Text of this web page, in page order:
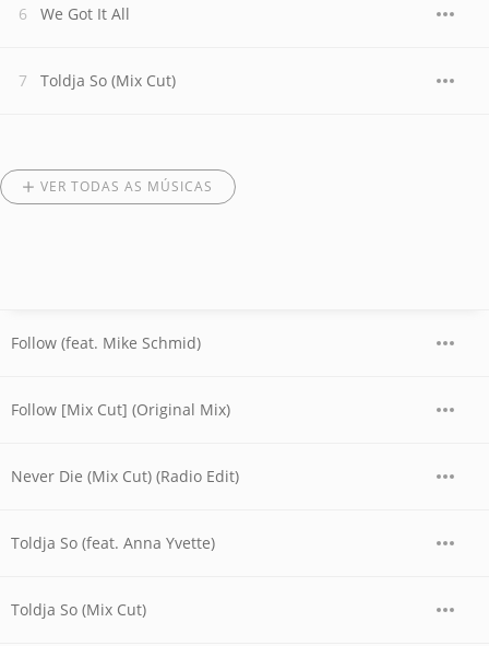
We Got It All
Toldja So (Mix Cut)
VER TODAS AS MÚSICAS
Follow (feat. Mike Schmid)
Follow [Mix Cut] (Original Mix)
Never Die (Mix Cut) (Radio Edit)
Toldja So (feat. Anna Yvette)
Toldja So (Mix Cut)